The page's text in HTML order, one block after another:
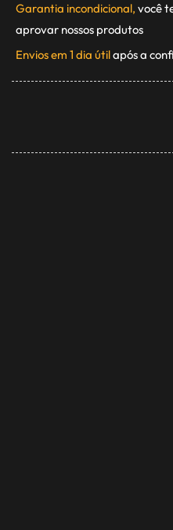
Garantia incondicional, você
aprovar nossos produtos
Envios em 1 dia útilapós a